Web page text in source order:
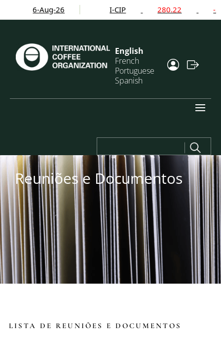
6-Aug-26 I-CIP 280.22 -
English
French
Portuguese
Spanish
for:
Reuniões e Documentos
LISTA DE REUNIÕES E DOCUMENTOS